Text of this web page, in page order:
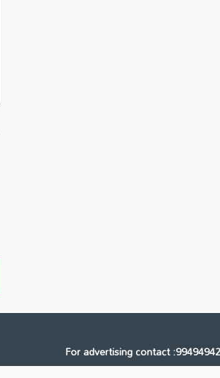
For advertising contact
Email: